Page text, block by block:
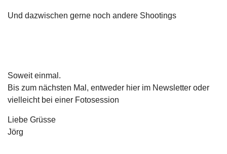
Und dazwischen gerne noch andere Shootings
Soweit einmal.
Bis zum nächsten Mal, entweder hier im Newsletter oder
vielleicht bei einer Fotosession
Liebe Grüsse
Jörg